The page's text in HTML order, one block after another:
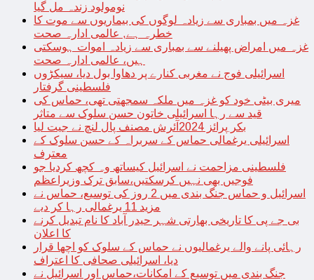
نومولود زندہ مل گیا
غزہ میں بمباری سے زیادہ لوگوں کی بیماریوں سے موت کا
خطرہ ہے, عالمی ادارہ صحت
غزہ میں امراض پھیلنے سے بمباری سے زیادہ اموات ہوسکتی
ہیں، عالمی ادارہ صحت
اسرائیلی فوج نے مغربی کنارے پر دھاوا بول دیا، سیکڑوں
فلسطینی گرفتار
میری بیٹی خود کو غزہ میں ملکہ سمجھتی تھی، حماس کی
قید سے رہا اسرائیلی خاتون حسن سلوک سے متاثر
بکر پرائز 2024آئرش مصنف پال لنچ نے جیت لیا
اسرائیلی یرغمالی حماس کے سربراہ کے حسن سلوک کے
معترف
فلسطینی مزاحمت نے اسرائیل کیساتھ وہ کچھ کردیا جو
فوجیں بھی نہیں کرسکتیں،سابق ترک وزیراعظم
اسرائیل و حماس جنگ بندی میں 2 روز کی توسیع، حماس نے
مزید 11 یرغمالی رہا کر دیے
بی جے پی کا تاریخی بھارتی شہر حیدر آباد کا نام تبدیل کرنے
کا اعلان
رہائی پانے والے یرغمالیوں نے حماس کے سلوک کو اچھا قرار
دیا، اسرائیلی صحافی کا اعتراف
جنگ بندی میں توسیع کے امکانات،حماس اور اسرائیل نے